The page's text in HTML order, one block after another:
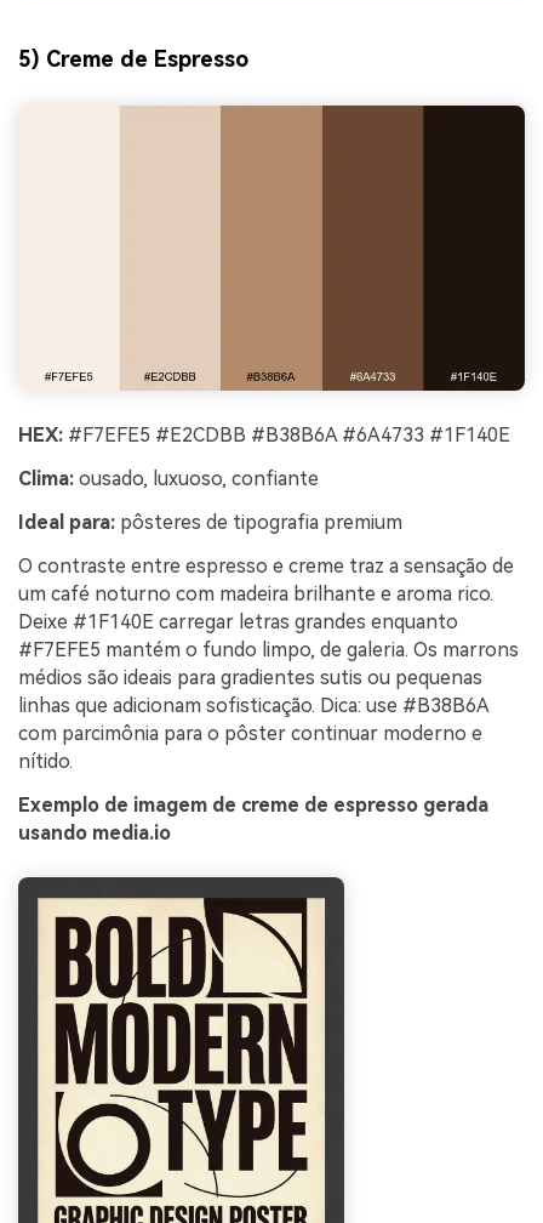
5) Creme de Espresso
HEX: #F7EFE5 #E2CDBB #B38B6A #6A4733 #1F140E
Clima: ousado, luxuoso, confiante
Ideal para: pôsteres de tipografia premium
O contraste entre espresso e creme traz a sensação de
um café noturno com madeira brilhante e aroma rico.
Deixe #1F140E carregar letras grandes enquanto
#F7EFE5 mantém o fundo limpo, de galeria. Os marrons
médios são ideais para gradientes sutis ou pequenas
linhas que adicionam sofisticação. Dica: use #B38B6A
com parcimônia para o pôster continuar moderno e
nítido.
Exemplo de imagem de creme de espresso gerada
usando media.io